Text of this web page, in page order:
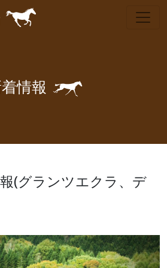
着情報 🐎
(グランツエクラ、デ